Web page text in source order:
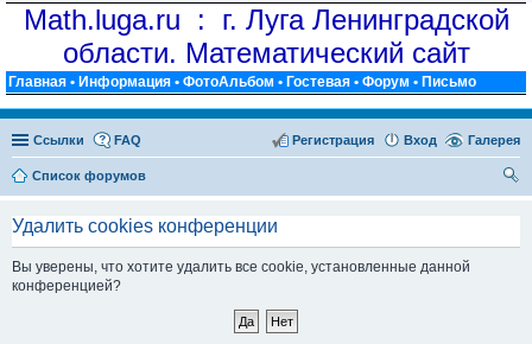
Math.luga.ru : г. Луга Ленинградской
области. Математический сайт
Главная • Информация • ФотоАльбом • Гостевая • Форум • Письмо
Ссылки Галерея
FAQ Вход
Регистрация
Список форумов
Удалить cookies конференции
Вы уверены, что хотите удалить все cookie, установленные данной
конференцией?